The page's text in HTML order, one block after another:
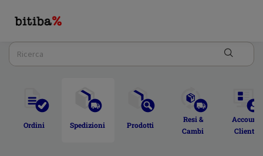
Ordini Spedizioni Prodotti
Resi &
Cambi
Account
Cliente